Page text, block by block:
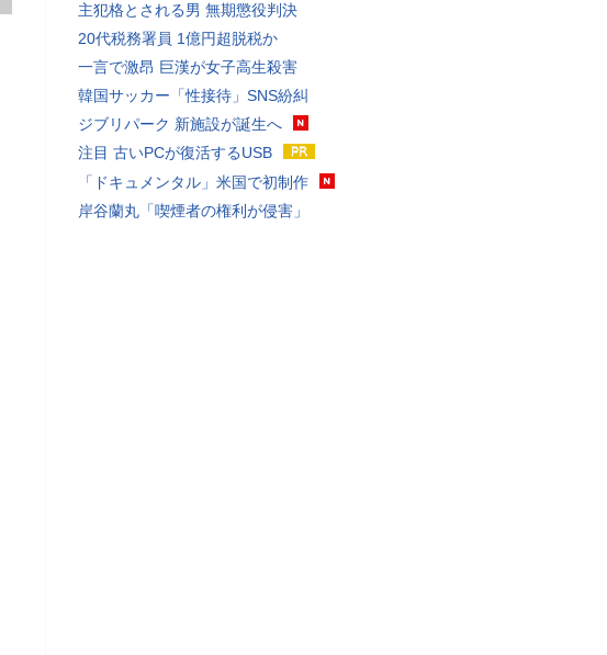
主犯格とされる男 無期懲役判決
20代税務署員 1億円超脱税か
一言で激昂 巨漢が女子高生殺害
韓国サッカー「性接待」SNS紛糾
ジブリパーク 新施設が誕生へ
注目 古いPCが復活するUSB
「ドキュメンタル」米国で初制作
岸谷蘭丸「喫煙者の権利が侵害」